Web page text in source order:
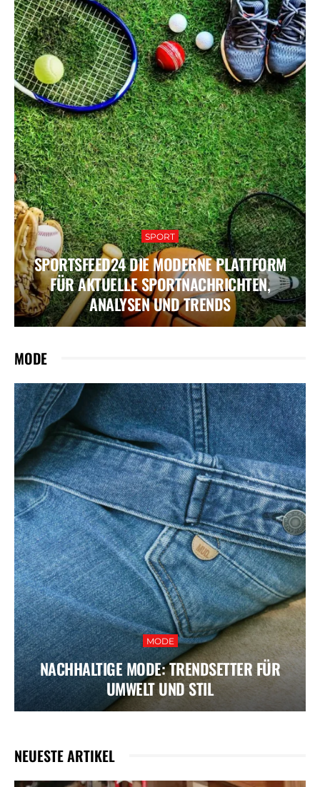
SPORT
SPORTSFEED24 DIE MODERNE PLATTFORM
FÜR AKTUELLE SPORTNACHRICHTEN,
ANALYSEN UND TRENDS
MODE
MODE
NACHHALTIGE MODE: TRENDSETTER FÜR
UMWELT UND STIL
NEUESTE ARTIKEL